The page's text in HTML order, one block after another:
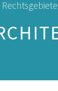
Rechtsgebiete